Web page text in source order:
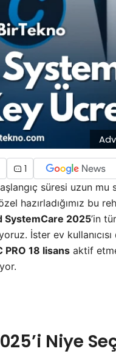
1
süresi uzun
hazırladığımız bu
SystemCare 2025’in
İster ev
PRO 18 lisans aktif
’i Niye